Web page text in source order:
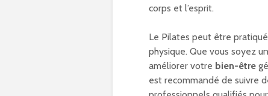
corps et l’esprit.
Le Pilates peut être
physique. Que vous soyez
améliorer votre bien-être
est recommandé de suivre